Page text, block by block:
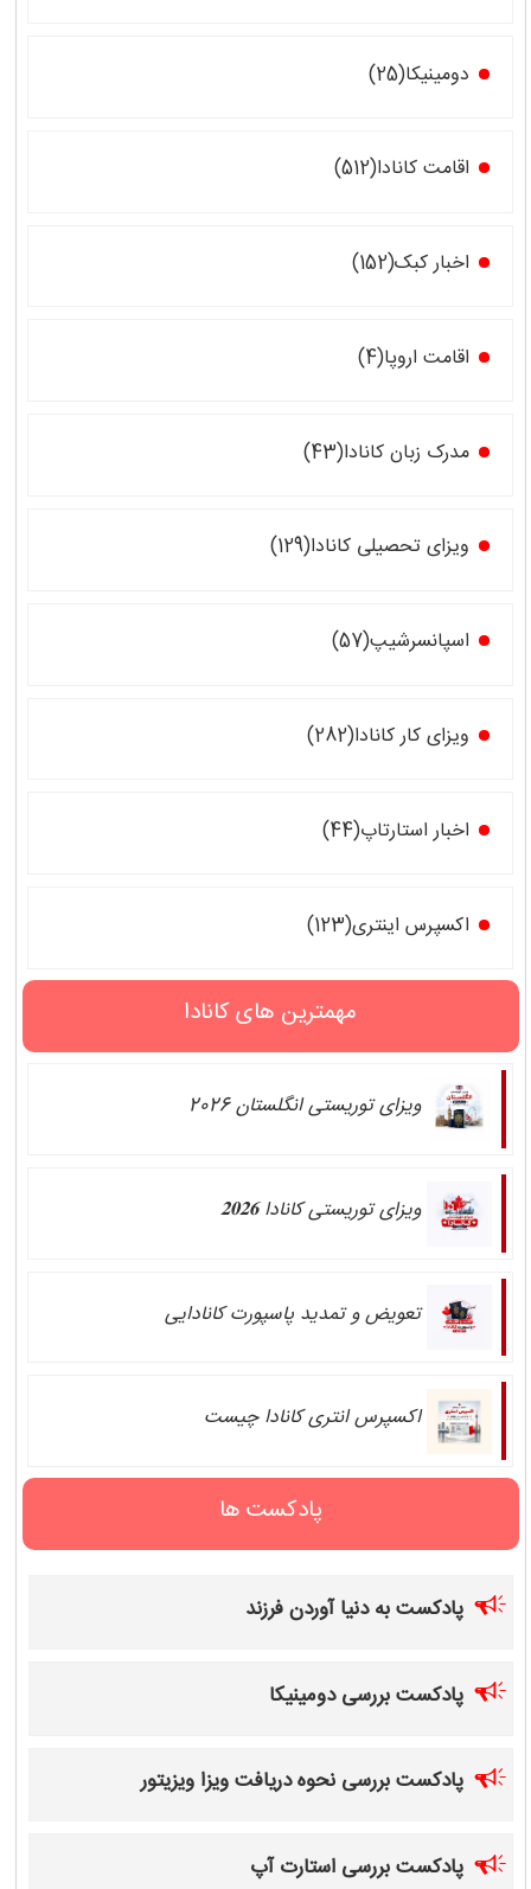
دومینیکا(25)
اقامت کانادا(512)
اخبار کبک(152)
اقامت اروپا(4)
مدرک زبان کانادا(43)
ویزای تحصیلی کانادا(129)
اسپانسرشیپ(57)
ویزای کار کانادا(282)
اخبار استارتاپ(44)
اکسپرس اینتری(123)
مهمترین های کانادا
ویزای توریستی انگلستان 2026
ویزای توریستی کانادا 𝟐𝟎𝟐𝟔
تعویض و تمدید پاسپورت کانادایی
اکسپرس انتری کانادا چیست
پادکست ها
پادکست به دنیا آوردن فرزند
پادکست بررسی دومینیکا
پادکست بررسی نحوه دریافت ویزا ویزیتور
پادکست بررسی استارت آپ